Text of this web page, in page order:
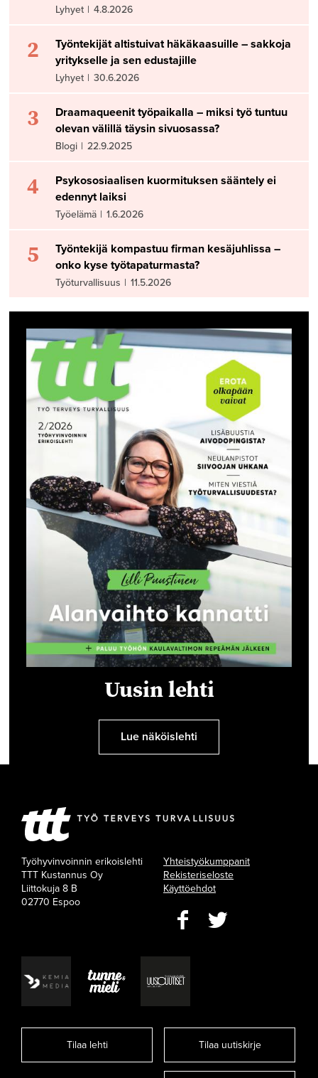
Lyhyet | 4.8.2026
2
Työntekijät altistuivat häkäkaasuille – sakkoja
yritykselle ja sen edustajille
Lyhyet | 30.6.2026
3
Draamaqueenit työpaikalla – miksi työ tuntuu
olevan välillä täysin sivuosassa?
Blogi | 22.9.2025
4
Psykososiaalisen kuormituksen sääntely ei
edennyt laiksi
Työelämä | 1.6.2026
5
Työntekijä kompastuu firman kesäjuhlissa –
onko kyse työtapaturmasta?
Työturvallisuus | 11.5.2026
Uusin lehti
Lue näköislehti
Työhyvinvoinnin erikoislehti
TTT Kustannus Oy
Liittokuja 8 B
02770 Espoo
Yhteistyökumppanit
Rekisteriseloste
Käyttöehdot
Tilaa lehti Tilaa uutiskirje